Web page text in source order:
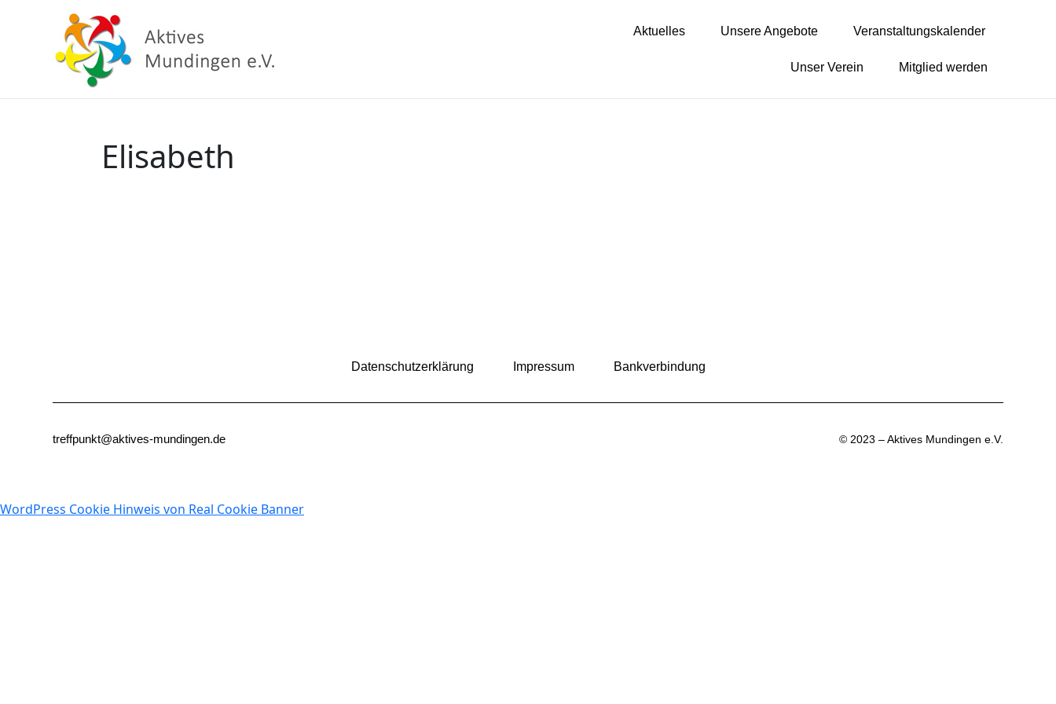
Aktuelles Unsere Angebote Veranstaltungskalender
Unser Verein Mitglied werden
Elisabeth
Datenschutzerklärung Impressum Bankverbindung
treffpunkt@aktives-mundingen.de © 2023 – Aktives Mundingen e.V.
WordPress Cookie Hinweis von Real Cookie Banner